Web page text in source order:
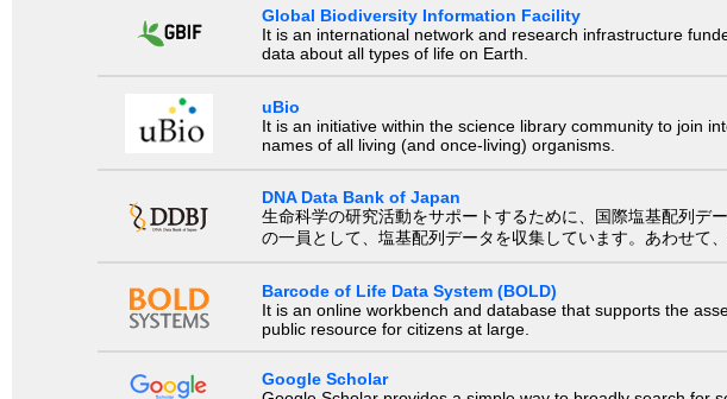
Global Biodiversity Information Facility
It is an international network and research infrastructure
data about all types of life on Earth.
uBio
It is an initiative within the science library community to join
names of all living (and once-living) organisms.
DNA Data Bank of Japan
生命科学の研究活動をサポートするために、国際塩基配列
の一員として、塩基配列データを収集しています。あわせて
Barcode of Life Data System (BOLD)
It is an online workbench and database that supports the
public resource for citizens at large.
Google Scholar